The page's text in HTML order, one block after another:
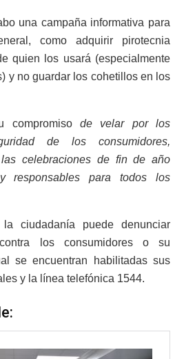
una campaña informativa para
como adquirir pirotecnia
quien los usará (especialmente
y no guardar los cohetillos en los
compromiso de velar por los
de los consumidores,
celebraciones de fin de año
responsables para todos los
ciudadanía puede denunciar
los consumidores o su
se encuentran habilitadas sus
y la línea telefónica 1544.